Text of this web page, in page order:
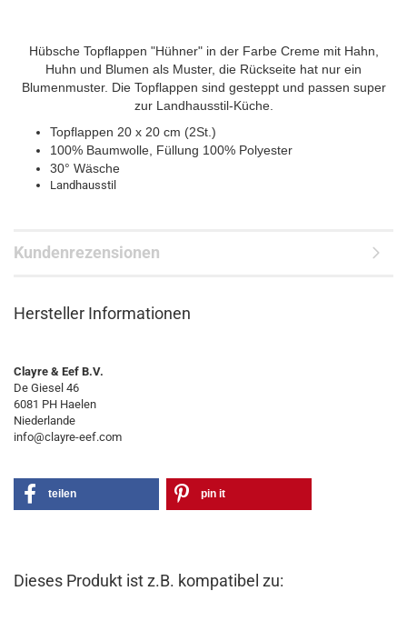
Hübsche Topflappen "Hühner" in der Farbe Creme mit Hahn,
Huhn und Blumen als Muster, die Rückseite hat nur ein
Blumenmuster. Die Topflappen sind gesteppt und passen super
zur Landhausstil-Küche.
Topflappen 20 x 20 cm (2St.)
100% Baumwolle, Füllung 100% Polyester
30° Wäsche
Landhausstil
Kundenrezensionen
Hersteller Informationen
Clayre & Eef B.V.
De Giesel 46
6081 PH Haelen
Niederlande
info@clayre-eef.com
teilen pin it
Dieses Produkt ist z.B. kompatibel zu: